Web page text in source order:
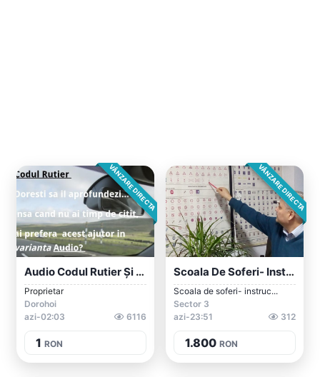
VÂNZARE DIRECTA
Audio Codul Rutier Și Regulamentul Sau D...
Proprietar
Dorohoi
azi-02:03
6116
1 RON
VÂNZARE DIRECTA
Scoala De Soferi- Instructor Auto/Profes...
Scoala de soferi- instruc...
Sector 3
azi-23:51
312
1.800 RON